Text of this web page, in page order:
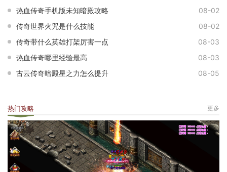
热血传奇手机版未知暗殿攻略
08-02
传奇世界火咒是什么技能
08-02
传奇带什么英雄打架厉害一点
08-03
热血传奇哪里经验最高
08-03
古云传奇暗殿星之力怎么提升
08-05
热门攻略 更多